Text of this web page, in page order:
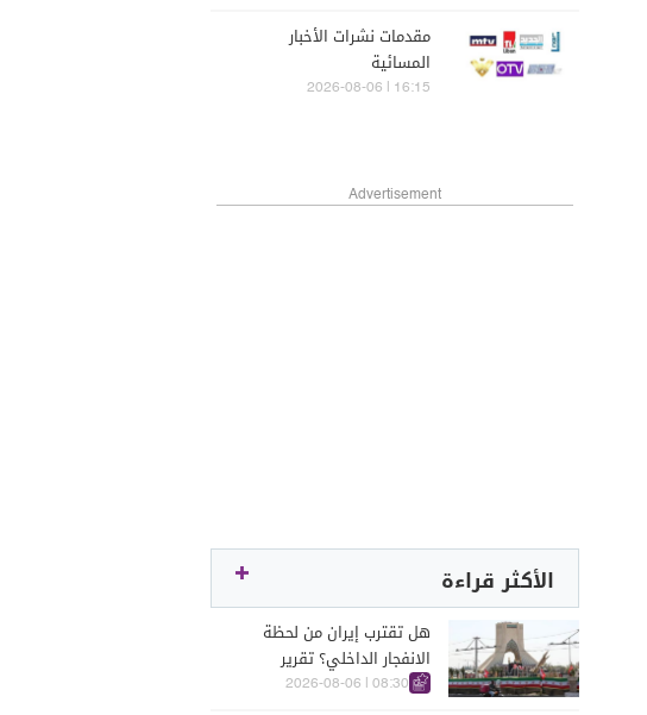
مقدمات نشرات الأخبار
المسائية
16:15 | 2026-08-06
Advertisement
الأكثر قراءة
هل تقترب إيران من لحظة
الانفجار الداخلي؟ تقرير
اسرائيلي يكشف الكواليس
08:30 | 2026-08-06